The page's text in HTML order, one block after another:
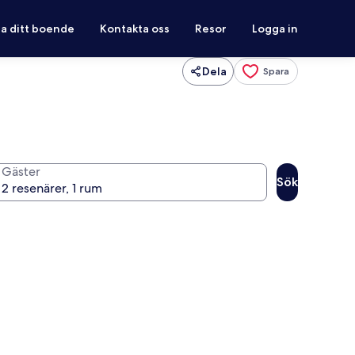
ditt boende Kontakta oss Resor Logga in
Dela Spara
Gäster
Sök